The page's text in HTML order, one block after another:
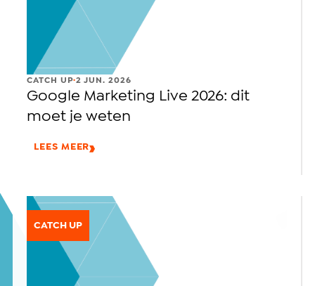
CATCH UP.2 JUN. 2026
Google Marketing Live 2026: dit
moet je weten
LEES MEER
CATCH UP